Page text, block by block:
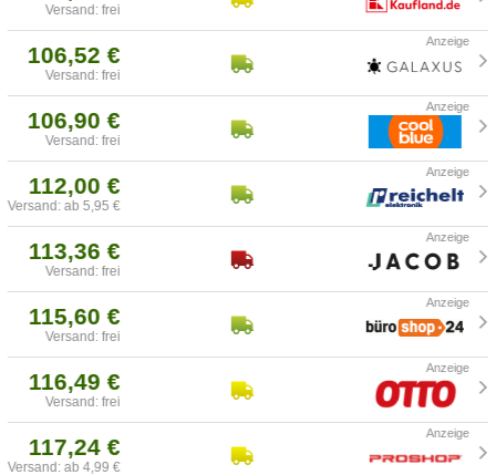
Versand: frei
106,52 €
Versand: frei
106,90 €
Versand: frei
112,00 €
Versand: ab 5,95 €
113,36 €
Versand: frei
115,60 €
Versand: frei
116,49 €
Versand: frei
117,24 €
Versand: ab 4,99 €